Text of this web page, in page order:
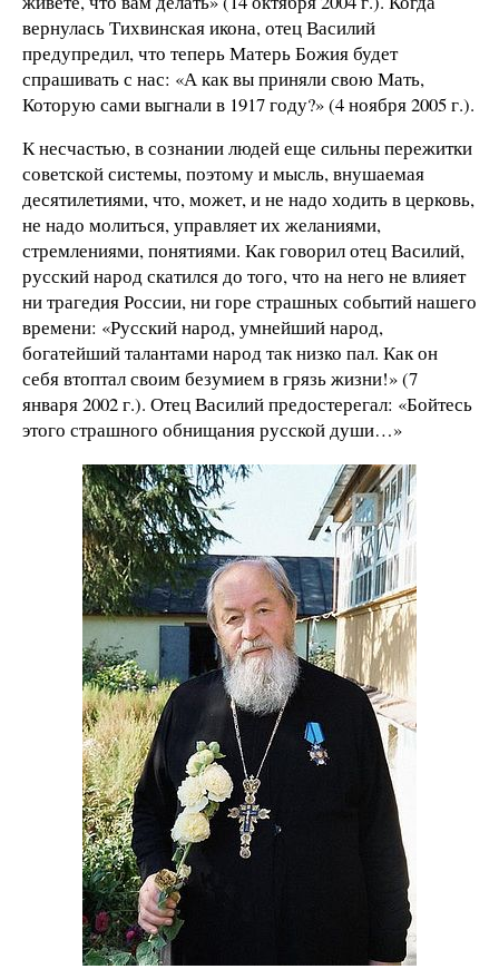
вернулась Тихвинская икона, отец Василий
предупредил, что теперь Матерь Божия будет
спрашивать с нас: «А как вы приняли свою Мать,
Которую сами выгнали в 1917 году?» (4 ноября 2005 г.).
К несчастью, в сознании людей еще сильны пережитки
советской системы, поэтому и мысль, внушаемая
десятилетиями, что, может, и не надо ходить в церковь,
не надо молиться, управляет их желаниями,
стремлениями, понятиями. Как говорил отец Василий,
русский народ скатился до того, что на него не влияет
ни трагедия России, ни горе страшных событий нашего
времени: «Русский народ, умнейший народ,
богатейший талантами народ так низко пал. Как он
себя втоптал своим безумием в грязь жизни!» (7
января 2002 г.). Отец Василий предостерегал: «Бойтесь
этого страшного обнищания русской души…»